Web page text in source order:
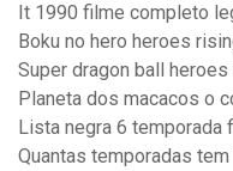
It 1990 filme completo
Boku no hero heroes
Super dragon ball
Planeta dos macacos o
Lista negra 6 temporada
Quantas temporadas